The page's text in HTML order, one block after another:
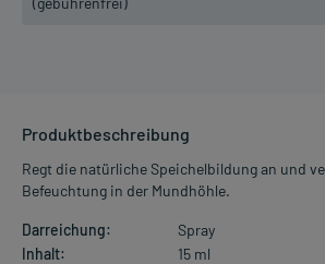
Produktbeschreibung
Regt die natürliche Speichelbildung an und
Befeuchtung in der Mundhöhle.
Darreichung:
Spray
Inhalt:
15 ml